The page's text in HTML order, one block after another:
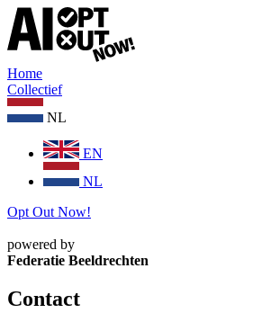
Home
Collectief
NL
EN
NL
Opt Out Now!
powered by
Federatie Beeldrechten
Contact